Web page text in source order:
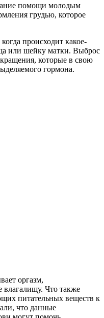
помощи молодым
грудью, которое
происходит какое-
или шейку матки. Выброс
которые в свою
гормона.
оргазм,
влагалищу. Что также
питательных веществ к
что данные